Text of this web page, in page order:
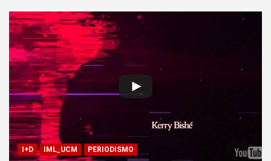
I+D IML_UCM PERIODISMO